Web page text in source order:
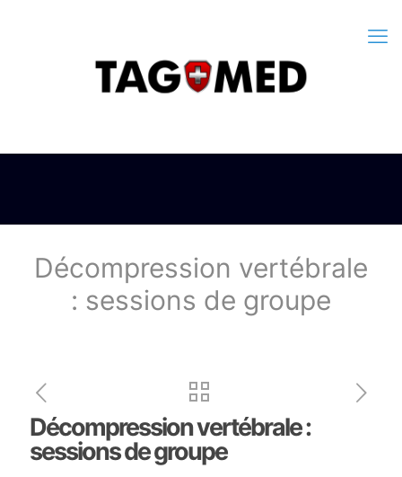
Décompression vertébrale
: sessions de groupe
Décompression vertébrale :
sessions de groupe